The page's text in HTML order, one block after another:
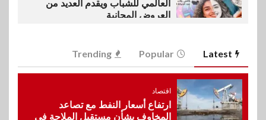
العالمي للشباب ويقدم العديد من
العروض المجانية
6
بنوك
بنك QNB مصر يعزز جاهزية
للنمو والتوسع
Latest
Popular
Trending
اقتصاد
ارتفاع أسعار النفط مع تصاعد
المخاوف بشأن مستقبل الملاحة في